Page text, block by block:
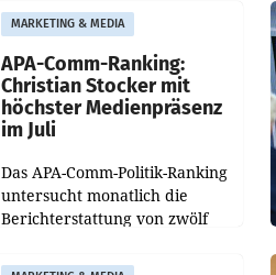
entsprechende
Medienberichte.
MARKETING & MEDIA
APA-Comm-Ranking:
Christian Stocker mit
höchster Medienpräsenz
im Juli
Das APA-Comm-Politik-Ranking
untersucht monatlich die
Berichterstattung von zwölf
Tageszeitungen und analysiert,